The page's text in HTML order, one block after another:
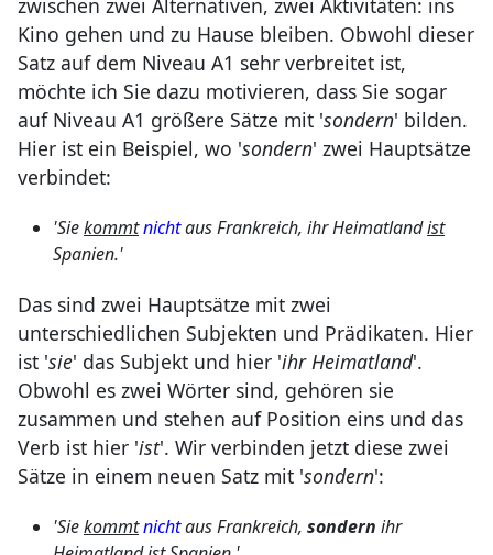
zwischen zwei Alternativen, zwei Aktivitäten: ins
Kino gehen und zu Hause bleiben. Obwohl dieser
Satz auf dem Niveau A1 sehr verbreitet ist,
möchte ich Sie dazu motivieren, dass Sie sogar
auf Niveau A1 größere Sätze mit 'sondern' bilden.
Hier ist ein Beispiel, wo 'sondern' zwei Hauptsätze
verbindet:
'Siekommtnichtaus Frankreich, ihr Heimatlandist
Spanien.'
Das sind zwei Hauptsätze mit zwei
unterschiedlichen Subjekten und Prädikaten. Hier
ist 'sie' das Subjekt und hier 'ihr Heimatland'.
Obwohl es zwei Wörter sind, gehören sie
zusammen und stehen auf Position eins und das
Verb ist hier 'ist'. Wir verbinden jetzt diese zwei
Sätze in einem neuen Satz mit 'sondern':
'Siekommtnichtaus Frankreich, sondern ihr